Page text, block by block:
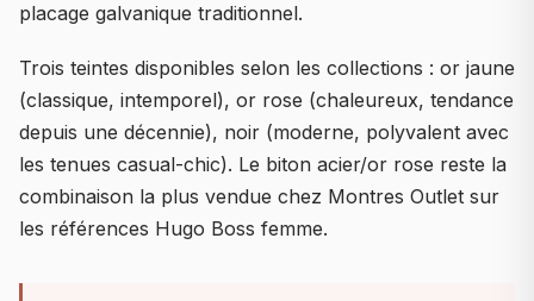
placage galvanique traditionnel.
Trois teintes disponibles selon les collections : or jaune
(classique, intemporel), or rose (chaleureux, tendance
depuis une décennie), noir (moderne, polyvalent avec
les tenues casual-chic). Le biton acier/or rose reste la
combinaison la plus vendue chez Montres Outlet sur
les références Hugo Boss femme.